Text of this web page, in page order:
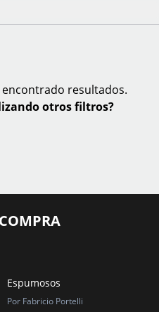
resultados.
otros filtros?
Espumosos
Por Fabricio Portelli